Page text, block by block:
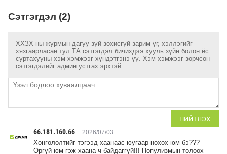
Сэтгэгдэл (2)
ХХЗХ-ны журмын дагуу зүй зохисгүй зарим үг, хэллэгийг
хязгаарласан тул ТА сэтгэгдэл бичихдээ хууль зүйн болон ёс
суртахууны хэм хэмжээг хүндэтгэнэ үү. Хэм хэмжээг зөрчсөн
сэтгэгдэлийг админ устгах эрхтэй.
НИЙТЛЭХ
66.181.160.66 2026/07/03
Хөнгөлөлтийг тэгээд хаанаас юугаар нөхөх юм бэ???
Оргүй юм гэж хаана ч байдаггүй!!! Популизмын төлөөх